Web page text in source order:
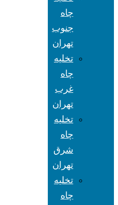
چاه
جنوب
تهران
تخلیه
چاه
غرب
تهران
تخلیه
چاه
شرق
تهران
تخلیه
چاه